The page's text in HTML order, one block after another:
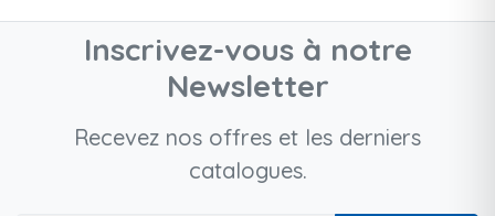
Inscrivez-vous à notre
Newsletter
Recevez nos offres et les derniers
catalogues.